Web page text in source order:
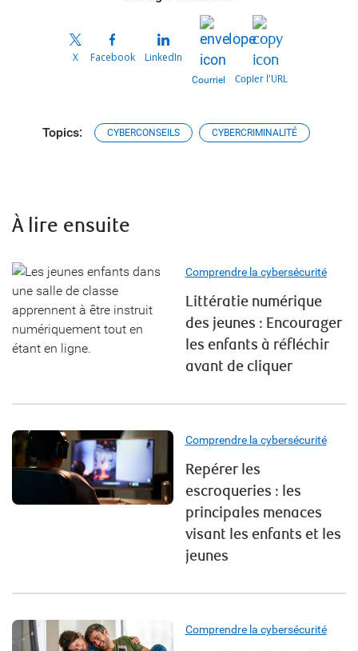
X Facebook LinkedIn
Courriel Copier l’URL
Topics: CYBERCONSEILS CYBERCRIMINALITÉ
À lire ensuite
Comprendre la cybersécurité
Littératie numérique
des jeunes : Encourager
les enfants à réfléchir
avant de cliquer
Comprendre la cybersécurité
Repérer les
escroqueries : les
principales menaces
visant les enfants et les
jeunes
Comprendre la cybersécurité